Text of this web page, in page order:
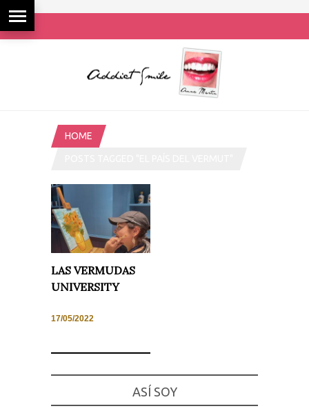
HOME
LAS VERMUDAS
UNIVERSITY
17/05/2022
ASÍ SOY
Estadísticas